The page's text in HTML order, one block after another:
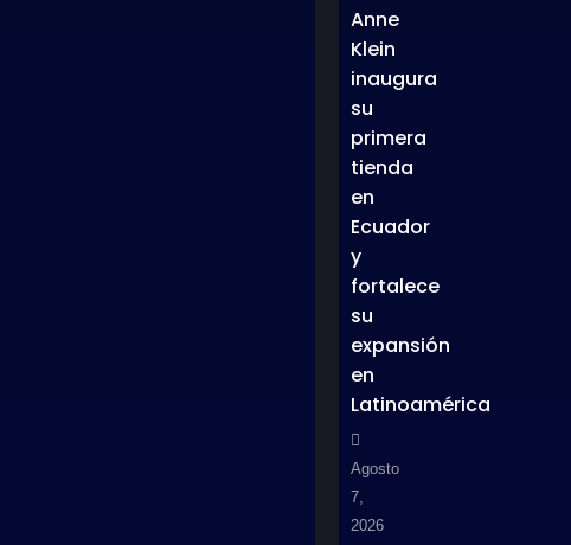
Anne
Klein
inaugura
su
primera
tienda
en
Ecuador
y
fortalece
su
expansión
en
Latinoamérica
Agosto
7,
2026